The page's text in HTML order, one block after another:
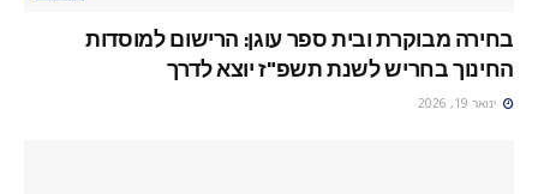
בחירה מבוקרת ובית ספר עוגן: הרישום למוסדות
החינוך בחריש לשנת תשפ"ז יוצא לדרך
ינואר 19, 2026